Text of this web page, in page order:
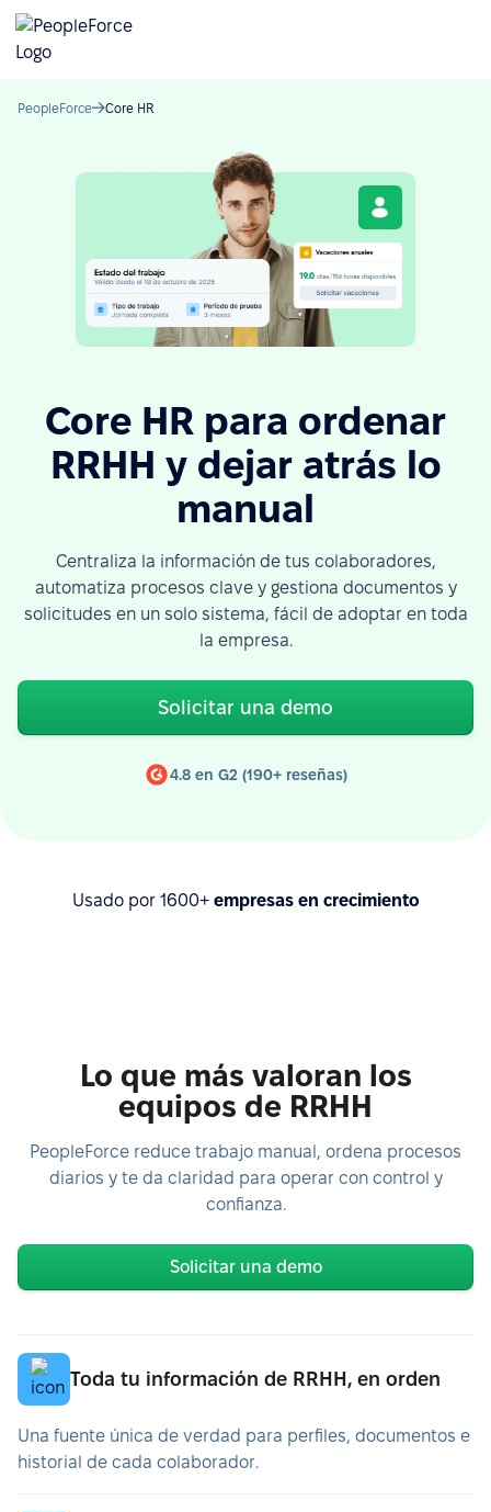
PeopleForce Core HR
Core HR para ordenar
RRHH y dejar atrás lo
manual
Centraliza la información de tus colaboradores,
automatiza procesos clave y gestiona documentos y
solicitudes en un solo sistema, fácil de adoptar en toda
la empresa.
Solicitar una demo
4.8 en G2 (190+ reseñas)
Usado por 1600+ empresas en crecimiento
Lo que más valoran los
equipos de RRHH
PeopleForce reduce trabajo manual, ordena procesos
diarios y te da claridad para operar con control y
confianza.
Solicitar una demo
Toda tu información de RRHH, en orden
Una fuente única de verdad para perfiles, documentos e
historial de cada colaborador.